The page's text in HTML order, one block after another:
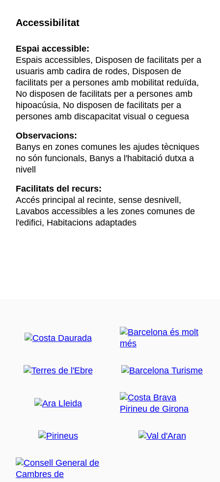
Accessibilitat
Espai accessible:
Espais accessibles, Disposen de facilitats per a
usuaris amb cadira de rodes, Disposen de
facilitats per a persones amb mobilitat reduïda,
No disposen de facilitats per a persones amb
hipoacúsia, No disposen de facilitats per a
persones amb discapacitat visual o ceguesa
Observacions:
Banys en zones comunes les ajudes tècniques
no són funcionals, Banys a l'habitació dutxa a
nivell
Facilitats del recurs:
Accés principal al recinte, sense desnivell,
Lavabos accessibles a les zones comunes de
l'edifici, Habitacions adaptades